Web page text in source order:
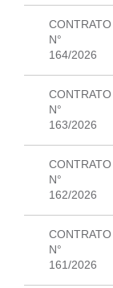
CONTRATO
N°
164/2026
CONTRATO
N°
163/2026
CONTRATO
N°
162/2026
CONTRATO
N°
161/2026